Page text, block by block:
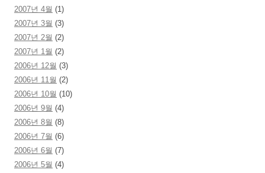
2007년 4월 (1)
2007년 3월 (3)
2007년 2월 (2)
2007년 1월 (2)
2006년 12월 (3)
2006년 11월 (2)
2006년 10월 (10)
2006년 9월 (4)
2006년 8월 (8)
2006년 7월 (6)
2006년 6월 (7)
2006년 5월 (4)